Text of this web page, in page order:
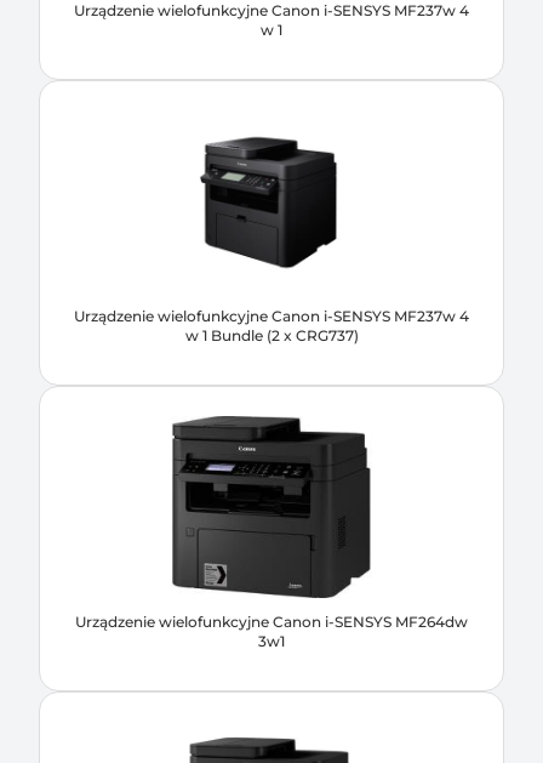
Urządzenie wielofunkcyjne Canon i-SENSYS MF237w 4
w 1
Urządzenie wielofunkcyjne Canon i-SENSYS MF237w 4
w 1 Bundle (2 x CRG737)
Urządzenie wielofunkcyjne Canon i-SENSYS MF264dw
3w1